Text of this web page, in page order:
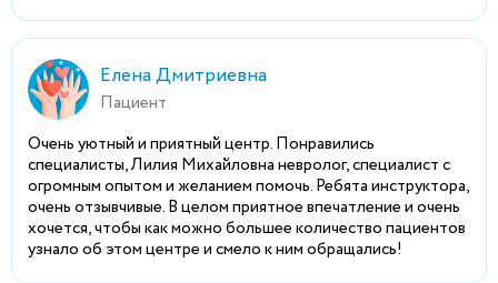
Елена Дмитриевна
Пациент
Очень уютный и приятный центр. Понравились
специалисты, Лилия Михайловна невролог, специалист с
огромным опытом и желанием помочь. Ребята инструктора,
очень отзывчивые. В целом приятное впечатление и очень
хочется, чтобы как можно большее количество пациентов
узнало об этом центре и смело к ним обращались!